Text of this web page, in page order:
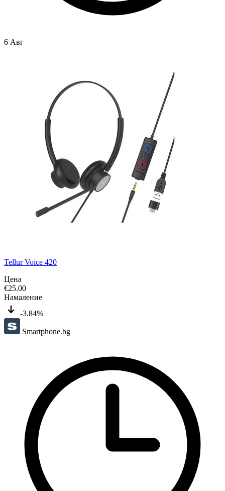
6 Авг
Tellur Voice 420
Цена
€25.00
Намаление
-3.84%
Smartphone.bg